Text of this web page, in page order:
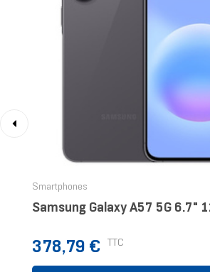
Smartphones
Samsung Galaxy A57 5G 6.7"
Prix
378,79 € TTC